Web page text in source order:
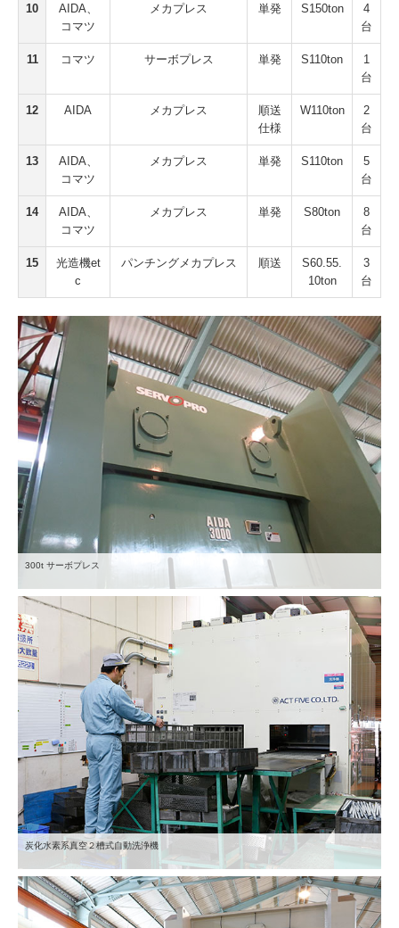
10
AIDA、
コマツ
メカプレス 単発 S150ton
4
台
11 コマツ サーボプレス 単発 S110ton
1
台
12 AIDA メカプレス
順送
仕様
W110ton
2
台
13
AIDA、
コマツ
メカプレス 単発 S110ton
5
台
14
AIDA、
コマツ
メカプレス 単発 S80ton
8
台
15
光造機et
c
パンチングメカプレス 順送
S60.55.
10ton
3
台
300t サーボプレス
炭化水素系真空２槽式自動洗浄機